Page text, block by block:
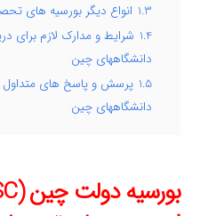
1.3 انواع دیگر بورسیه های
1.4 شرایط و مدارک لازم برای
دانشگاههای چین
1.5 پرسش و پاسخ های متداول
دانشگاههای چین